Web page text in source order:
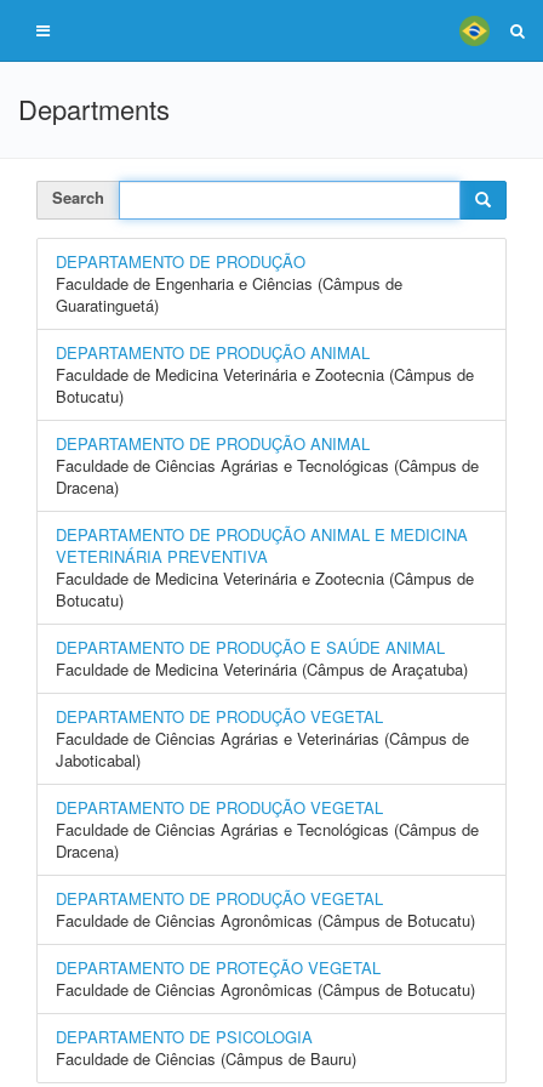
Departments
Search
DEPARTAMENTO DE PRODUÇÃO
Faculdade de Engenharia e Ciências (Câmpus de
Guaratinguetá)
DEPARTAMENTO DE PRODUÇÃO ANIMAL
Faculdade de Medicina Veterinária e Zootecnia (Câmpus de
Botucatu)
DEPARTAMENTO DE PRODUÇÃO ANIMAL
Faculdade de Ciências Agrárias e Tecnológicas (Câmpus de
Dracena)
DEPARTAMENTO DE PRODUÇÃO ANIMAL E MEDICINA
VETERINÁRIA PREVENTIVA
Faculdade de Medicina Veterinária e Zootecnia (Câmpus de
Botucatu)
DEPARTAMENTO DE PRODUÇÃO E SAÚDE ANIMAL
Faculdade de Medicina Veterinária (Câmpus de Araçatuba)
DEPARTAMENTO DE PRODUÇÃO VEGETAL
Faculdade de Ciências Agrárias e Veterinárias (Câmpus de
Jaboticabal)
DEPARTAMENTO DE PRODUÇÃO VEGETAL
Faculdade de Ciências Agrárias e Tecnológicas (Câmpus de
Dracena)
DEPARTAMENTO DE PRODUÇÃO VEGETAL
Faculdade de Ciências Agronômicas (Câmpus de Botucatu)
DEPARTAMENTO DE PROTEÇÃO VEGETAL
Faculdade de Ciências Agronômicas (Câmpus de Botucatu)
DEPARTAMENTO DE PSICOLOGIA
Faculdade de Ciências (Câmpus de Bauru)